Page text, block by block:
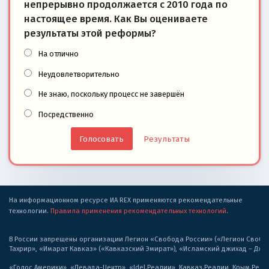
непрерывно продолжается с 2010 года по
настоящее время. Как Вы оцениваете
результаты этой реформы?
На отлично
Неудовлетворительно
Не знаю, поскольку процесс не завершён
Посредственно
Результаты
На информационном ресурсе ИА REX применяются рекомендательные
технологии. Правила применения рекомендательных технологий.
В России запрещены организации Легион «Свобода России» («Легион
Тахрир», «Имарат Кавказ» («Кавказский Эмират»), «Исламский джихад –